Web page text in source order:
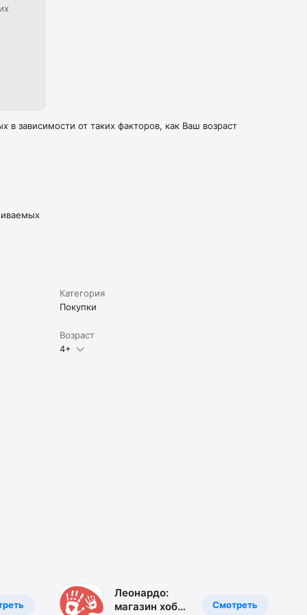
зависимости от таких факторов, как Ваш возраст
Категория
Покупки
Возраст
4+
Смотреть
Леонардо:
магазин хобби